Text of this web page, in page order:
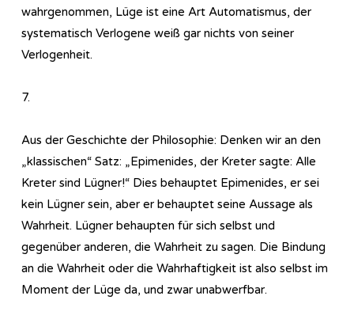
wahrgenommen, Lüge ist eine Art Automatismus, der
systematisch Verlogene weiß gar nichts von seiner
Verlogenheit.
7.
Aus der Geschichte der Philosophie: Denken wir an den
„klassischen“ Satz: „Epimenides, der Kreter sagte: Alle
Kreter sind Lügner!“ Dies behauptet Epimenides, er sei
kein Lügner sein, aber er behauptet seine Aussage als
Wahrheit. Lügner behaupten für sich selbst und
gegenüber anderen, die Wahrheit zu sagen. Die Bindung
an die Wahrheit oder die Wahrhaftigkeit ist also selbst im
Moment der Lüge da, und zwar unabwerfbar.